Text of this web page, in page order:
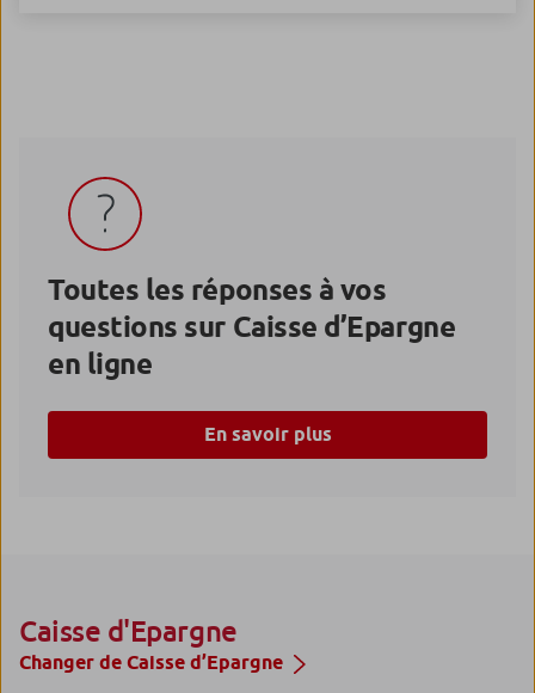
Toutes les réponses à vos
questions sur Caisse d’Epargne
en ligne
En savoir plus
Caisse d'Epargne
Changer de Caisse d’Epargne